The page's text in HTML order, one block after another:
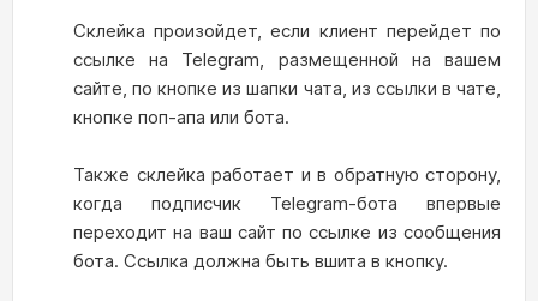
Склейка произойдет, если клиент перейдет по
ссылке на Telegram, размещенной на вашем
сайте, по кнопке из шапки чата, из ссылки в чате,
кнопке поп-апа или бота.
Также склейка работает и в обратную сторону,
когда подписчик Telegram-бота впервые
переходит на ваш сайт по ссылке из сообщения
бота. Ссылка должна быть вшита в кнопку.